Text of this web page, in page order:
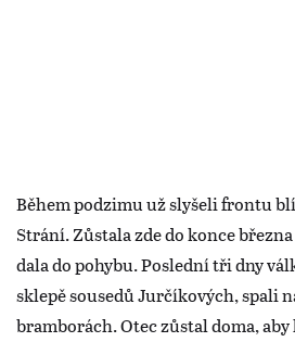
Během podzimu už slyšeli frontu
Strání. Zůstala zde do konce
dala do pohybu. Poslední tři dny
sklepě sousedů Jurčíkových, spali
bramborách. Otec zůstal doma,